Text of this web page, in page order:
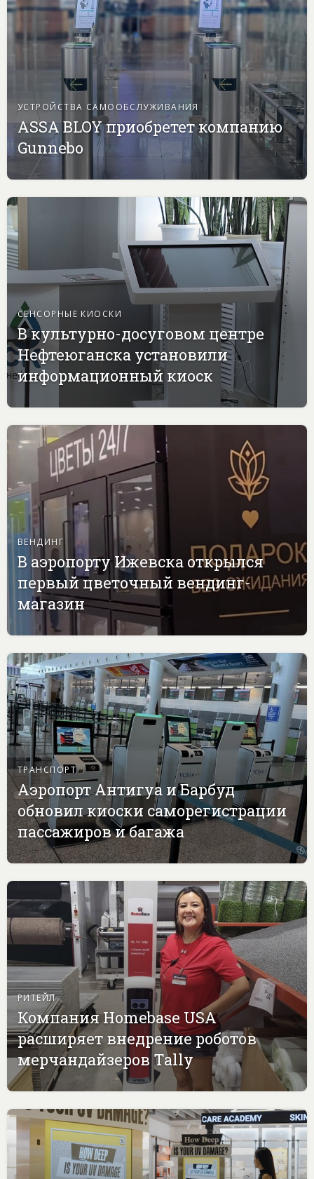
УСТРОЙСТВА САМООБСЛУЖИВАНИЯ
ASSA BLOY приобретет компанию
Gunnebo
СЕНСОРНЫЕ КИОСКИ
В культурно-досуговом центре
Нефтеюганска установили
информационный киоск
ВЕНДИНГ
В аэропорту Ижевска открылся
первый цветочный вендинг-
магазин
ТРАНСПОРТ
Аэропорт Антигуа и Барбуд
обновил киоски саморегистрации
пассажиров и багажа
РИТЕЙЛ
Компания Homebase USA
расширяет внедрение роботов
мерчандайзеров Tally